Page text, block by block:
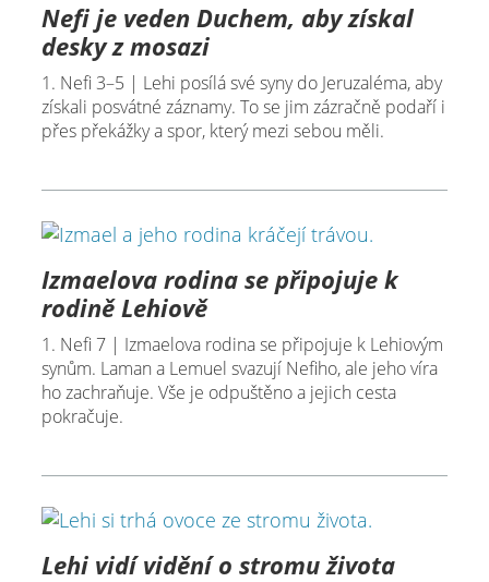
Nefi je veden Duchem, aby získal
desky z mosazi
1. Nefi 3–5 | Lehi posílá své syny do Jeruzaléma, aby
získali posvátné záznamy. To se jim zázračně podaří i
přes překážky a spor, který mezi sebou měli.
Izmaelova rodina se připojuje k
rodině Lehiově
1. Nefi 7 | Izmaelova rodina se připojuje k Lehiovým
synům. Laman a Lemuel svazují Nefiho, ale jeho víra
ho zachraňuje. Vše je odpuštěno a jejich cesta
pokračuje.
Lehi vidí vidění o stromu života